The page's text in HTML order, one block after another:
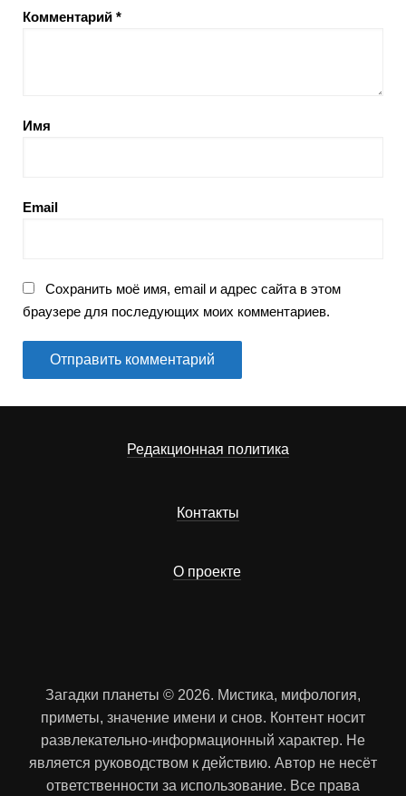
Комментарий *
Имя
Email
Сохранить моё имя, email и адрес сайта в этом
браузере для последующих моих комментариев.
Редакционная политика
Контакты
О проекте
Загадки планеты © 2026. Мистика, мифология,
приметы, значение имени и снов. Контент носит
развлекательно-информационный характер. Не
является руководством к действию. Автор не несёт
ответственности за использование. Все права